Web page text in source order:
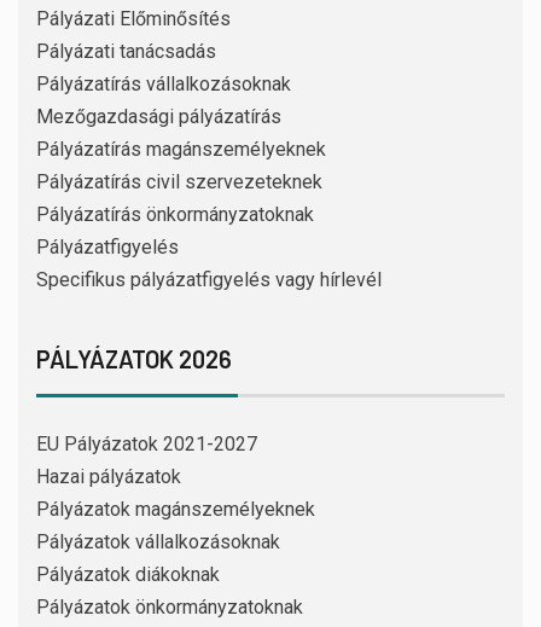
Pályázati Előminősítés
Pályázati tanácsadás
Pályázatírás vállalkozásoknak
Mezőgazdasági pályázatírás
Pályázatírás magánszemélyeknek
Pályázatírás civil szervezeteknek
Pályázatírás önkormányzatoknak
Pályázatfigyelés
Specifikus pályázatfigyelés vagy hírlevél
PÁLYÁZATOK 2026
EU Pályázatok 2021-2027
Hazai pályázatok
Pályázatok magánszemélyeknek
Pályázatok vállalkozásoknak
Pályázatok diákoknak
Pályázatok önkormányzatoknak